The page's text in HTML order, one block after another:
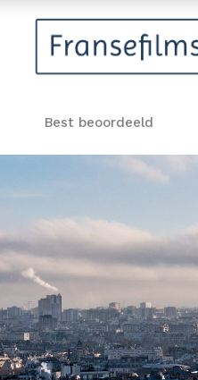
Best beoordeeld